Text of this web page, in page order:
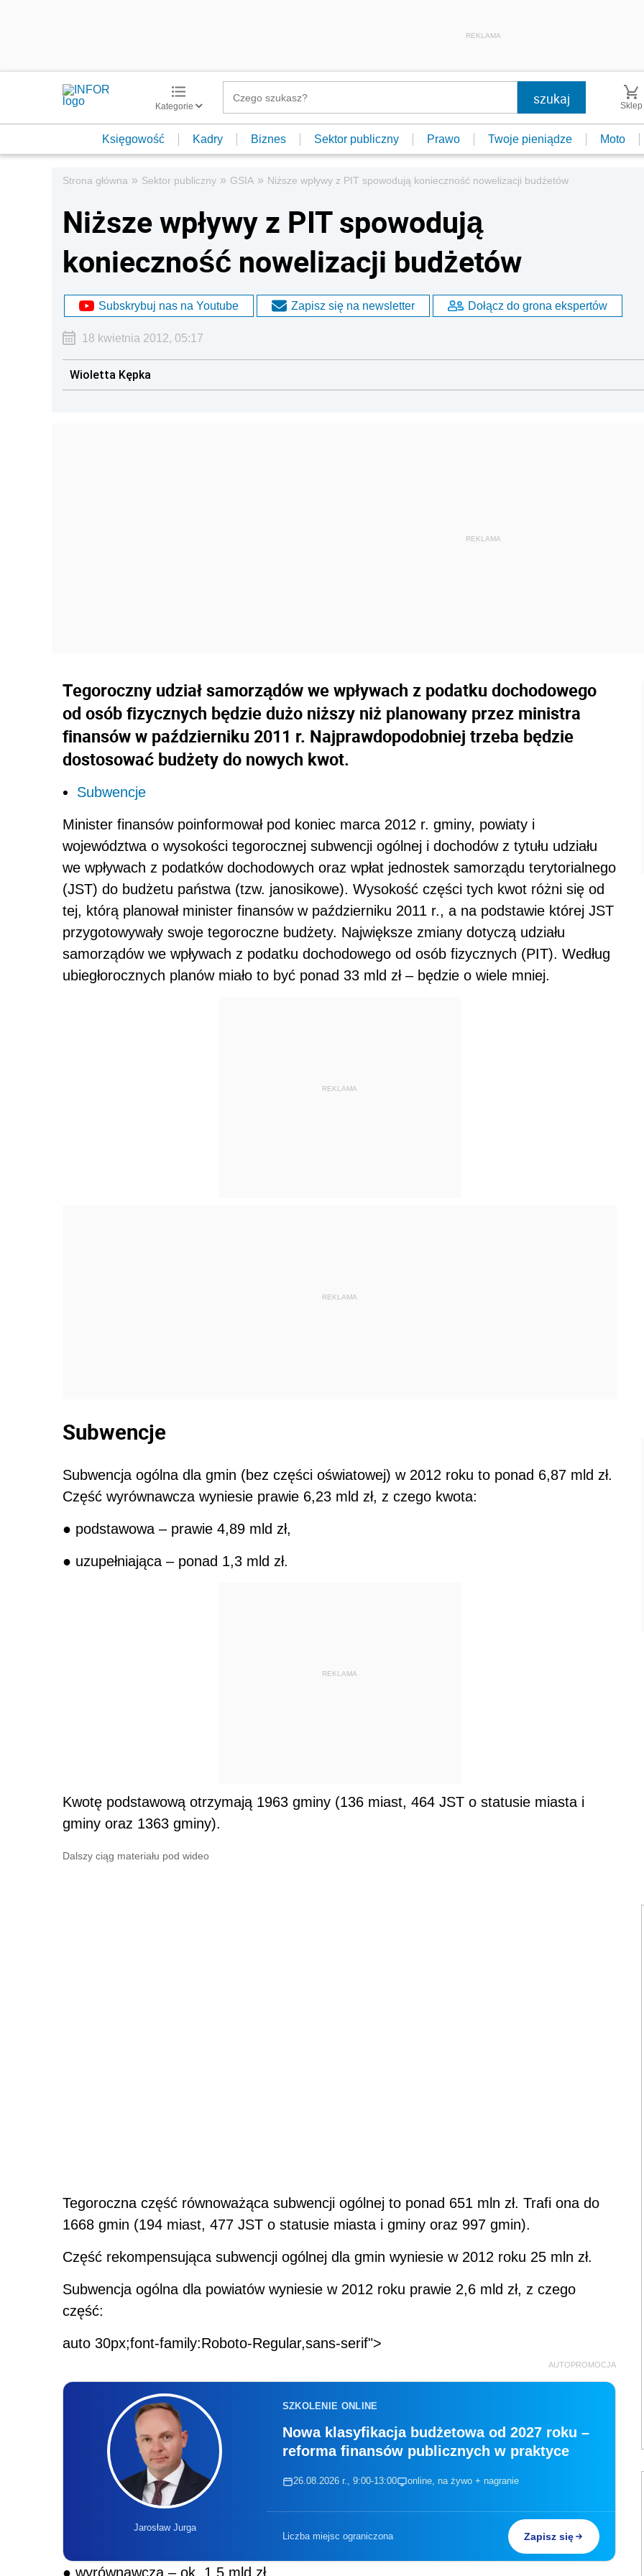
REKLAMA
Kategorie Sklep
Księgowość Kadry Biznes Sektor publiczny Prawo Twoje pieniądze Moto
Strona główna » Sektor publiczny » GSIA » Niższe wpływy z PIT spowodują konieczność nowelizacji budżetów
Niższe wpływy z PIT spowodują
konieczność nowelizacji budżetów
Subskrybuj nas na Youtube Zapisz się na newsletter Dołącz do grona ekspertów
18 kwietnia 2012, 05:17
Wioletta Kępka
Tegoroczny udział samorządów we wpływach z podatku dochodowego
od osób fizycznych będzie dużo niższy niż planowany przez ministra
finansów w październiku 2011 r. Najprawdopodobniej trzeba będzie
dostosować budżety do nowych kwot.
Subwencje
Minister finansów poinformował pod koniec marca 2012 r. gminy, powiaty i
województwa o wysokości tegorocznej subwencji ogólnej i dochodów z tytułu udziału
we wpływach z podatków dochodowych oraz wpłat jednostek samorządu terytorialnego
(JST) do budżetu państwa (tzw. janosikowe). Wysokość części tych kwot różni się od
tej, którą planował minister finansów w październiku 2011 r., a na podstawie której JST
przygotowywały swoje tegoroczne budżety. Największe zmiany dotyczą udziału
samorządów we wpływach z podatku dochodowego od osób fizycznych (PIT). Według
ubiegłorocznych planów miało to być ponad 33 mld zł – będzie o wiele mniej.
REKLAMA
REKLAMA
Subwencje
Subwencja ogólna dla gmin (bez części oświatowej) w 2012 roku to ponad 6,87 mld zł.
Część wyrównawcza wyniesie prawie 6,23 mld zł, z czego kwota:
● podstawowa – prawie 4,89 mld zł,
● uzupełniająca – ponad 1,3 mld zł.
REKLAMA
Kwotę podstawową otrzymają 1963 gminy (136 miast, 464 JST o statusie miasta i
gminy oraz 1363 gminy).
Dalszy ciąg materiału pod wideo
Tegoroczna część równoważąca subwencji ogólnej to ponad 651 mln zł. Trafi ona do
1668 gmin (194 miast, 477 JST o statusie miasta i gminy oraz 997 gmin).
Część rekompensująca subwencji ogólnej dla gmin wyniesie w 2012 roku 25 mln zł.
Subwencja ogólna dla powiatów wyniesie w 2012 roku prawie 2,6 mld zł, z czego
część:
auto 30px;font-family:Roboto-Regular,sans-serif">
AUTOPROMOCJA
Jarosław Jurga
SZKOLENIE ONLINE
Nowa klasyfikacja budżetowa od 2027 roku –
reforma finansów publicznych w praktyce
26.08.2026 r., 9:00-13:00 online, na żywo + nagranie
Liczba miejsc ograniczona Zapisz się
● wyrównawcza – ok. 1,5 mld zł,